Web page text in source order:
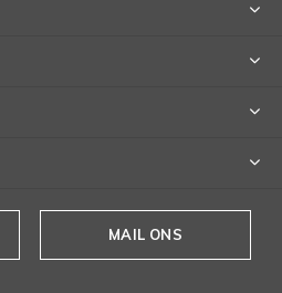
MAIL ONS